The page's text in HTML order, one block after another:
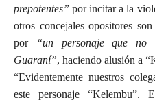
prepotentes” por incitar a la
otros concejales opositores
por
“un personaje que no
Guaraní”, haciendo alusión a
“Evidentemente nuestros
este personaje